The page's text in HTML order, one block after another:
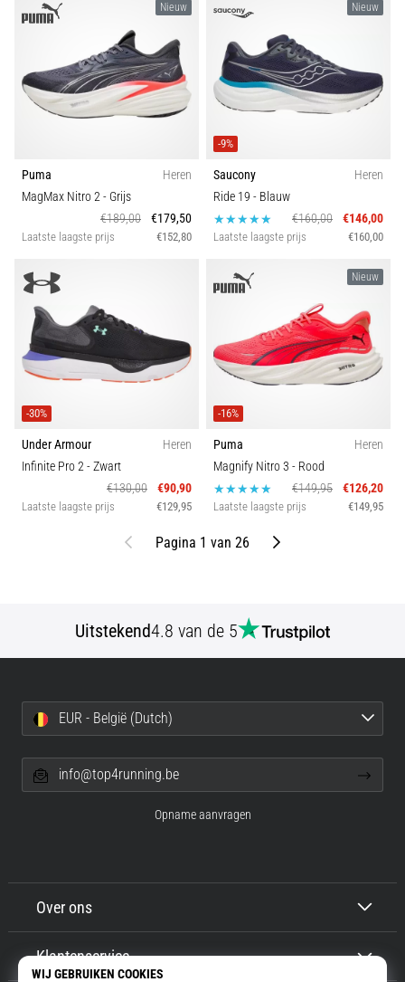
Nieuw
Puma
Heren
MagMax Nitro 2- Grijs
€189,00
€179,50
Laatste laagste prijs €152,80
Nieuw
-9%
Saucony
Heren
Ride 19 - Blauw
€160,00
€146,00
Laatste laagste prijs €160,00
-30%
Under Armour
Heren
Infinite Pro 2- Zwart
€130,00
€90,90
Laatste laagste prijs €129,95
Nieuw
-16%
Puma
Heren
Magnify Nitro 3 - Rood
€149,95
€126,20
Laatste laagste prijs €149,95
VorigePagina 1 van 26 Volgende
Uitstekend4.8 van de 5
Over ons
Klantenservice
EUR - België (Dutch)
info@top4running.be
Opname aanvragen